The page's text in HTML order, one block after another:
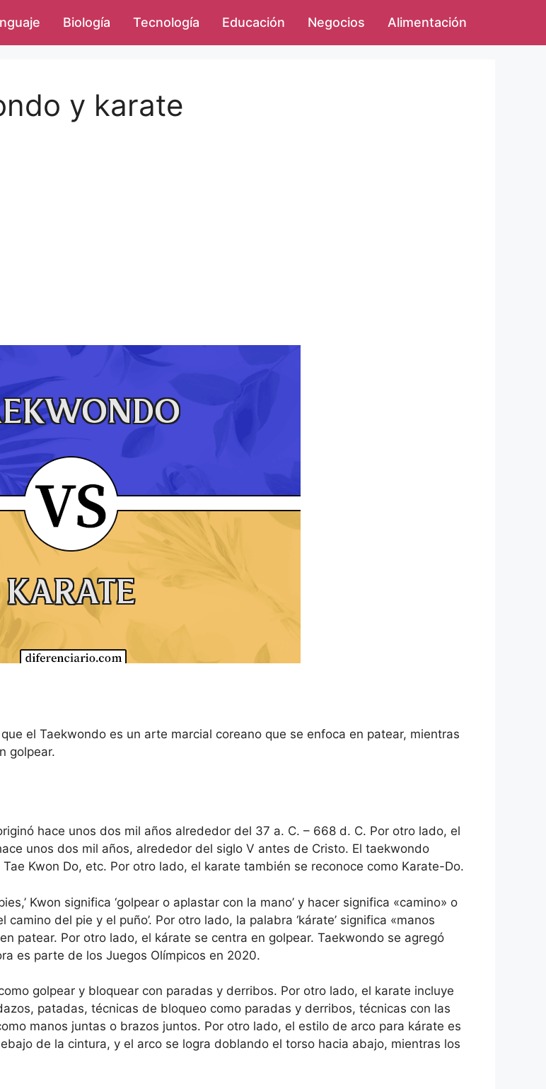
Biología Tecnología Educación Negocios Alimentación
y karate
el Taekwondo es un arte marcial coreano que se enfoca en patear, mientras
golpear.
hace unos dos mil años alrededor del 37 a. C. – 668 d. C. Por otro lado, el
unos dos mil años, alrededor del siglo V antes de Cristo. El taekwondo
Kwon Do, etc. Por otro lado, el karate también se reconoce como Karate-Do.
Kwon significa ‘golpear o aplastar con la mano’ y hacer significa «camino» o
camino del pie y el puño’. Por otro lado, la palabra ‘kárate’ significa «manos
patear. Por otro lado, el kárate se centra en golpear. Taekwondo se agregó
es parte de los Juegos Olímpicos en 2020.
golpear y bloquear con paradas y derribos. Por otro lado, el karate incluye
patadas, técnicas de bloqueo como paradas y derribos, técnicas con las
manos juntas o brazos juntos. Por otro lado, el estilo de arco para kárate es
de la cintura, y el arco se logra doblando el torso hacia abajo, mientras los